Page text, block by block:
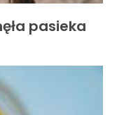
pasieka